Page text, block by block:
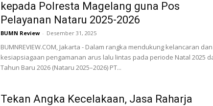
kepada Polresta Magelang guna Pos
Pelayanan Nataru 2025-2026
BUMN Review - Desember 31, 2025
BUMNREVIEW.COM, Jakarta - Dalam rangka mendukung kelancaran dan
kesiapsiagaan pengamanan arus lalu lintas pada periode Natal 2025
Tahun Baru 2026 (Nataru 2025–2026) PT...
Tekan Angka Kecelakaan, Jasa Raharja